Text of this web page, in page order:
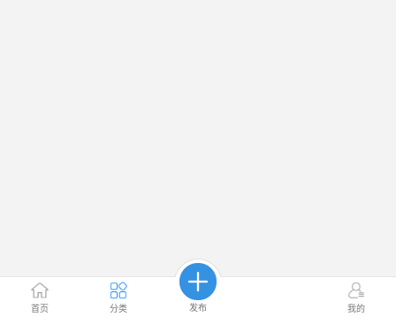
首页 分类 发布 我的